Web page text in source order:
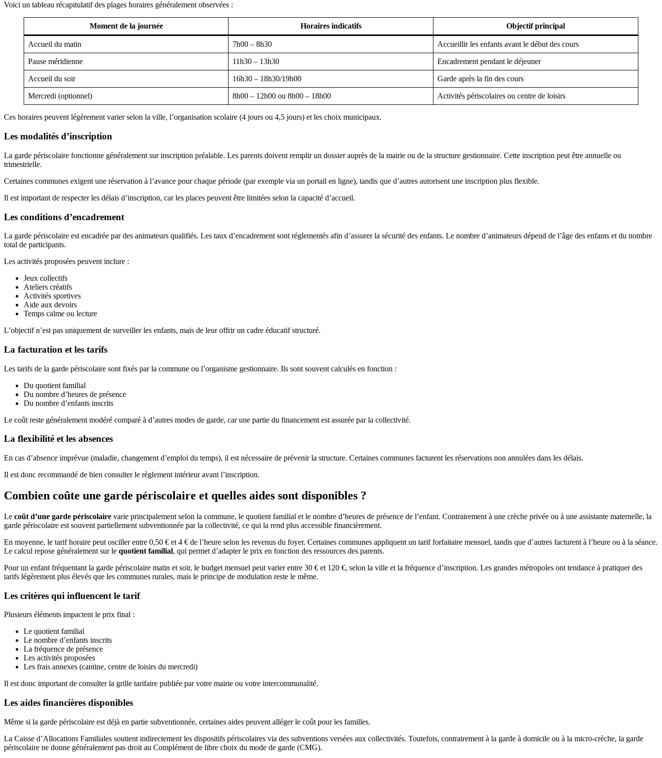
Voici un tableau récapitulatif des plages horaires généralement observées :
Moment de la journée Horaires indicatifs Objectif principal
Accueil du matin 7h00 – 8h30 Accueillir les enfants avant le début des cours
Pause méridienne 11h30 – 13h30 Encadrement pendant le déjeuner
Accueil du soir 16h30 – 18h30/19h00 Garde après la fin des cours
Mercredi (optionnel) 8h00 – 12h00 ou 8h00 – 18h00 Activités périscolaires ou centre de loisirs
Ces horaires peuvent légèrement varier selon la ville, l’organisation scolaire (4 jours ou 4,5 jours) et les choix municipaux.
Les modalités d’inscription
La garde périscolaire fonctionne généralement sur inscription préalable. Les parents doivent remplir un dossier auprès de la mairie ou de la structure gestionnaire. Cette inscription peut être annuelle ou
trimestrielle.
Certaines communes exigent une réservation à l’avance pour chaque période (par exemple via un portail en ligne), tandis que d’autres autorisent une inscription plus flexible.
Il est important de respecter les délais d’inscription, car les places peuvent être limitées selon la capacité d’accueil.
Les conditions d’encadrement
La garde périscolaire est encadrée par des animateurs qualifiés. Les taux d’encadrement sont réglementés afin d’assurer la sécurité des enfants. Le nombre d’animateurs dépend de l’âge des enfants et du nombre
total de participants.
Les activités proposées peuvent inclure :
Jeux collectifs
Ateliers créatifs
Activités sportives
Aide aux devoirs
Temps calme ou lecture
L’objectif n’est pas uniquement de surveiller les enfants, mais de leur offrir un cadre éducatif structuré.
La facturation et les tarifs
Les tarifs de la garde périscolaire sont fixés par la commune ou l’organisme gestionnaire. Ils sont souvent calculés en fonction :
Du quotient familial
Du nombre d’heures de présence
Du nombre d’enfants inscrits
Le coût reste généralement modéré comparé à d’autres modes de garde, car une partie du financement est assurée par la collectivité.
La flexibilité et les absences
En cas d’absence imprévue (maladie, changement d’emploi du temps), il est nécessaire de prévenir la structure. Certaines communes facturent les réservations non annulées dans les délais.
Il est donc recommandé de bien consulter le règlement intérieur avant l’inscription.
Combien coûte une garde périscolaire et quelles aides sont disponibles ?
Le coût d’une garde périscolaire varie principalement selon la commune, le quotient familial et le nombre d’heures de présence de l’enfant. Contrairement à une crèche privée ou à une assistante maternelle, la
garde périscolaire est souvent partiellement subventionnée par la collectivité, ce qui la rend plus accessible financièrement.
En moyenne, le tarif horaire peut osciller entre 0,50 € et 4 € de l’heure selon les revenus du foyer. Certaines communes appliquent un tarif forfaitaire mensuel, tandis que d’autres facturent à l’heure ou à la séance.
Le calcul repose généralement sur le quotient familial, qui permet d’adapter le prix en fonction des ressources des parents.
Pour un enfant fréquentant la garde périscolaire matin et soir, le budget mensuel peut varier entre 30 € et 120 €, selon la ville et la fréquence d’inscription. Les grandes métropoles ont tendance à pratiquer des
tarifs légèrement plus élevés que les communes rurales, mais le principe de modulation reste le même.
Les critères qui influencent le tarif
Plusieurs éléments impactent le prix final :
Le quotient familial
Le nombre d’enfants inscrits
La fréquence de présence
Les activités proposées
Les frais annexes (cantine, centre de loisirs du mercredi)
Il est donc important de consulter la grille tarifaire publiée par votre mairie ou votre intercommunalité.
Les aides financières disponibles
Même si la garde périscolaire est déjà en partie subventionnée, certaines aides peuvent alléger le coût pour les familles.
La Caisse d’Allocations Familiales soutient indirectement les dispositifs périscolaires via des subventions versées aux collectivités. Toutefois, contrairement à la garde à domicile ou à la micro-crèche, la garde
périscolaire ne donne généralement pas droit au Complément de libre choix du mode de garde (CMG).